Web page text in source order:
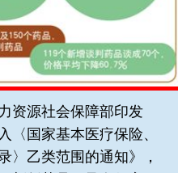
源社会保障部印发
〈国家基本医疗保险、
〉乙类范围的通知》，